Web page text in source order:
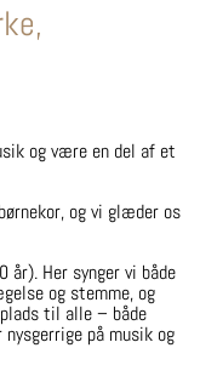
og være en del af et
og vi glæder os
år). Her synger vi både
og stemme, og
til alle – både
på musik og